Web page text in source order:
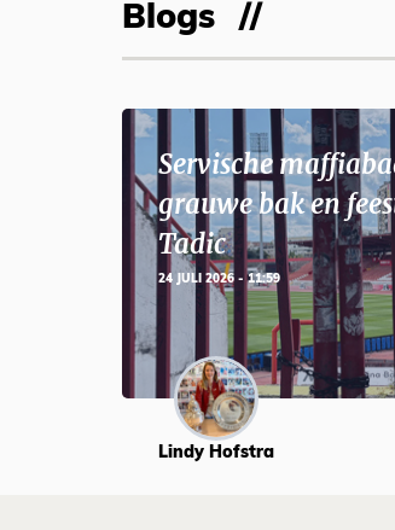
Blogs
Servische
grauwe bak en
Tadic
24 JULI 2026 - 11:59
Lindy Hofstra